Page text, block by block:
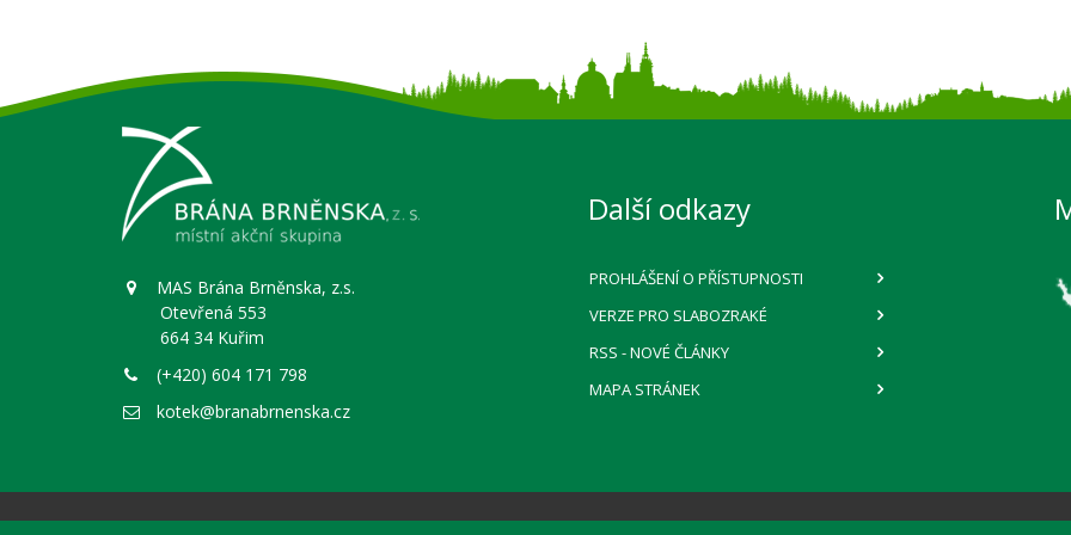
MAS Brána Brněnska, z.s.
Otevřená 553
664 34 Kuřim
(+420) 604 171 798
kotek@branabrnenska.cz
Další odkazy
PROHLÁŠENÍ O PŘÍSTUPNOSTI
VERZE PRO SLABOZRAKÉ
RSS - NOVÉ ČLÁNKY
MAPA STRÁNEK